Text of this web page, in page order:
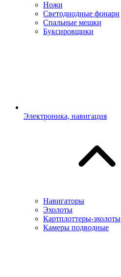
Ножи
Светодиодные фонари
Спальные мешки
Буксировщики
Электроника, навигация
Навигаторы
Эхолоты
Картплоттеры-эхолоты
Камеры подводные